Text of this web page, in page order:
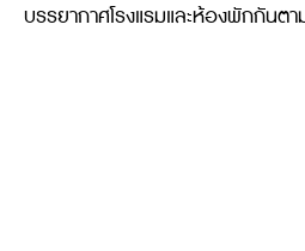
บรรยากาศโรงแรมและห้องพักกันต